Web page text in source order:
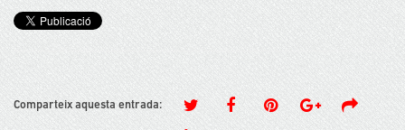
Comparteix aquesta entrada: